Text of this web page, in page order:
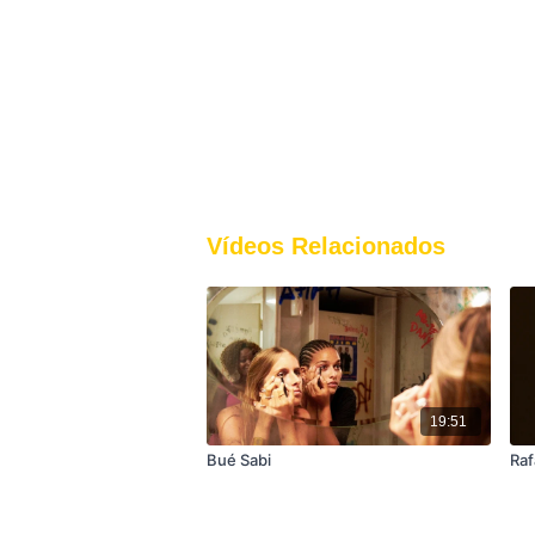
Vídeos Relacionados
19:51
Bué Sabi